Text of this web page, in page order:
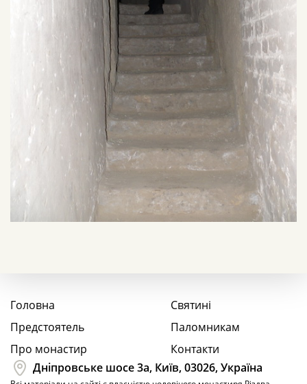
Головна
Предстоятель
Про монастир
Святині
Паломникам
Контакти
Дніпровське шосе 3а, Київ, 03026, Україна